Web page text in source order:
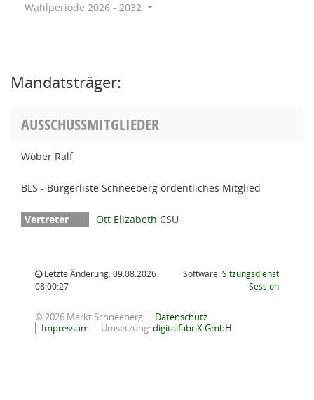
Wahlperiode 2026 - 2032
Mandatsträger:
AUSSCHUSSMITGLIEDER
Wöber Ralf
BLS - Bürgerliste Schneeberg ordentliches Mitglied
Ott Elizabeth CSU
Letzte Änderung: 09.08.2026
08:00:27
Software:Sitzungsdienst
Session(Wird in
© 2026 Markt Schneeberg
Datenschutz
Impressum
Umsetzung:digitalfabriX GmbH